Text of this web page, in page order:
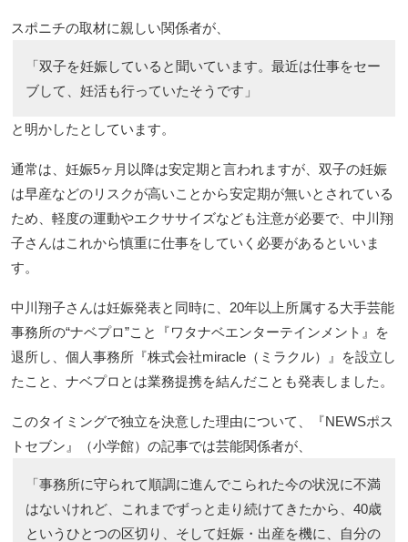
スポニチの取材に親しい関係者が、
「双子を妊娠していると聞いています。最近は仕事をセー
ブして、妊活も行っていたそうです」
と明かしたとしています。
通常は、妊娠5ヶ月以降は安定期と言われますが、双子の妊娠
は早産などのリスクが高いことから安定期が無いとされている
ため、軽度の運動やエクササイズなども注意が必要で、中川翔
子さんはこれから慎重に仕事をしていく必要があるといいま
す。
中川翔子さんは妊娠発表と同時に、20年以上所属する大手芸能
事務所の“ナベプロ”こと『ワタナベエンターテインメント』を
退所し、個人事務所『株式会社miracle（ミラクル）』を設立し
たこと、ナベプロとは業務提携を結んだことも発表しました。
このタイミングで独立を決意した理由について、『NEWSポス
トセブン』（小学館）の記事では芸能関係者が、
「事務所に守られて順調に進んでこられた今の状況に不満
はないけれど、これまでずっと走り続けてきたから、40歳
というひとつの区切り、そして妊娠・出産を機に、自分の